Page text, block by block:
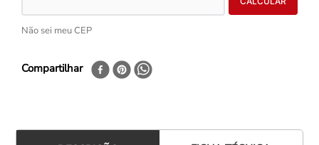
Não sei meu CEP
Compartilhar